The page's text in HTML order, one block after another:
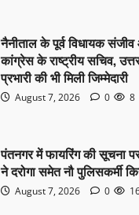
नैनीताल के पूर्व विधायक
कांग्रेस के राष्ट्रीय सचिव,
प्रभारी की भी मिली जिम्मेदारी
August 7, 2026 0 8
पंतनगर में फायरिंग की सूचना
ने दरोगा समेत नौ पुलिसकर्मी
August 7, 2026 0